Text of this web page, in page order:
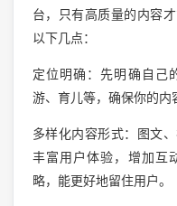
台，只有高质量的内容
以下几点：
定位明确：先明确自己
游、育儿等，确保你的内
多样化内容形式：图文
丰富用户体验，增加互
略，能更好地留住用户。